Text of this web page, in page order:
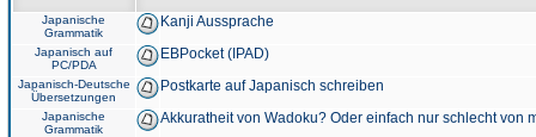
Japanische
Grammatik
Kanji Aussprache
Japanisch auf
PC/PDA
EBPocket (IPAD)
Japanisch-Deutsche
Übersetzungen
Postkarte auf Japanisch schreiben
Japanische
Grammatik
Akkuratheit von Wadoku? Oder einfach nur schlecht von